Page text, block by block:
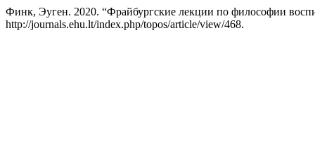
Финк, Эуген. 2020. “Фрайбургские лекции по философии
http://journals.ehu.lt/index.php/topos/article/view/468.